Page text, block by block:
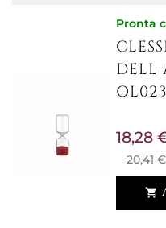
Pronta
DELL
20,41 €
18,28
